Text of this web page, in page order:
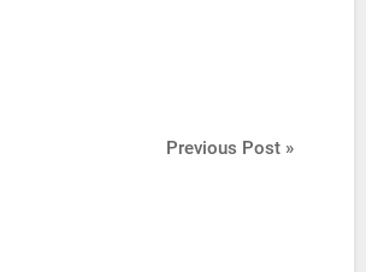
Previous Post »